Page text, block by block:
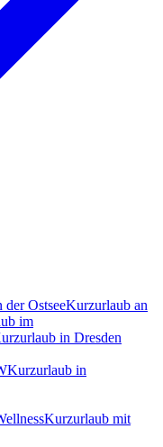
OstseeKurzurlaub an
im
in Dresden
Kurzurlaub in
Kurzurlaub mit